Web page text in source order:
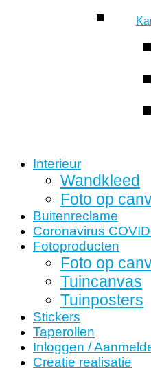
Interieur
Wandkleed
Foto op
Buitenreclame
Coronavirus
Fotoproducten
Foto op
Tuincanvas
Tuinposters
Stickers
Taperollen
Inloggen /
Creatie realisatie